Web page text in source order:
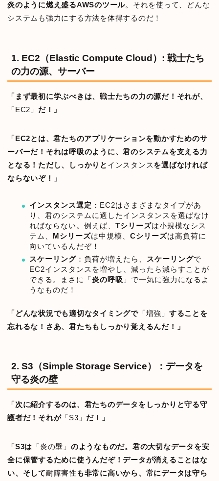
炎のように燃え盛るAWSのツール。それを使って、どんな
システムも強力にする方法を体得するのだ！
1. EC2（Elastic Compute Cloud）: 戦士たち
の力の源、サーバー
「まず最初に学ぶべきは、戦士たちの力の源だ！それが、
「EC2」 だ！」
「EC2とは、君たちのアプリケーションを動かすためのサ
ーバーだ！それは呼吸のように、君のシステムを支える力
となる！ただし、しっかりと インスタンスを選ばなければ
ならないぞ！」
インスタンス選定 ：EC2はさまざまなタイプがあ
り、君のシステムに適したインスタンスを選ばなけ
ればならない。例えば、 Tシリーズは小規模なシス
テム、 Mシリーズは中規模、 Cシリーズは高負荷に
向いているんだぞ！
スケーリング ：負荷が増えたら、 スケーリングで
EC2インスタンスを増やし、減ったら減らすことが
できる。まさに「炎の呼吸 」で一気に強力になるよ
うなものだ！
「どんな状況でも適切なタイミングで「増強」 することを
忘れるな！さあ、君たちもしっかり覚えるんだ！」
2. S3（Simple Storage Service）：データを
守る炎の壁
「次に紹介するのは、君たちのデータをしっかりと守る守
護者だ！それが「S3」 だ！」
「S3は 「炎の壁」 のようなものだ。君の大切なデータを安
全に保管するために使うんだぞ！データが消えることはな
い、そして耐障害性 も非常に高いから、常にデータは守ら